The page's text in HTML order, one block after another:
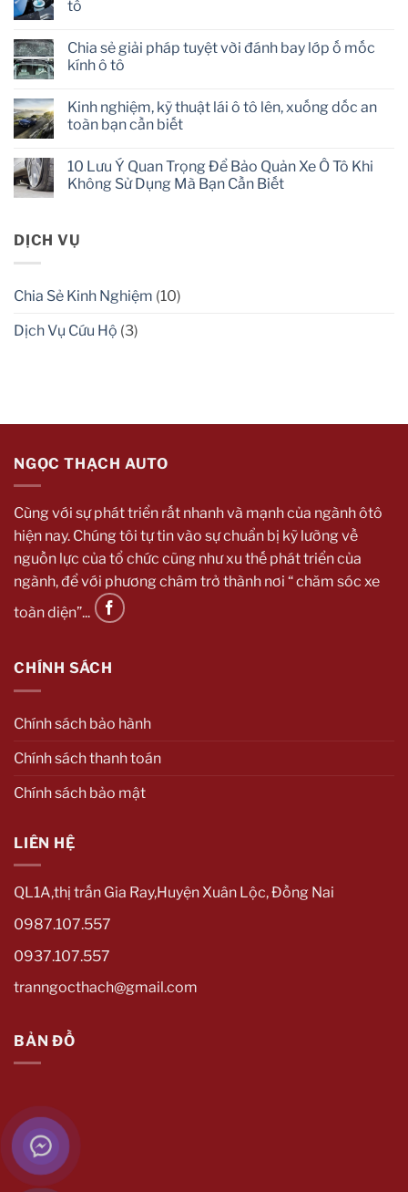
lái
tô
an
toàn
mọi
người
tô
on
Nên
kiểm
làm
mát
thường
đi
ô
tô
Chia sẻ giải pháp tuyệt vời đánh bay lớp ố mốc
kính ô tô
on
Chia
sẻ
tuyệt
vời
đánh
mốc
kính
Kinh nghiệm, kỹ thuật lái ô tô lên, xuống dốc an
toàn bạn cần biết
Comments
on
Kinh
nghiệm,
ô
tô
an
cần
10 Lưu Ý Quan Trọng Để Bảo Quản Xe Ô Tô Khi
Không Sử Dụng Mà Bạn Cần Biết
10
Lưu
Để
Xe
Bạn
DỊCH VỤ
Chia Sẻ Kinh Nghiệm (10)
Dịch Vụ Cứu Hộ (3)
NGỌC THẠCH AUTO
Cùng với sự phát triển rất nhanh và mạnh của ngành ôtô
hiện nay. Chúng tôi tự tin vào sự chuẩn bị kỹ lưỡng về
nguồn lực của tổ chức cũng như xu thế phát triển của
ngành, để với phương châm trở thành nơi “ chăm sóc xe
toàn diện”...
CHÍNH SÁCH
Chính sách bảo hành
Chính sách thanh toán
Chính sách bảo mật
LIÊN HỆ
QL1A,thị trấn Gia Ray,Huyện Xuân Lộc, Đồng Nai
0987.107.557
0937.107.557
tranngocthach@gmail.com
BẢN ĐỒ